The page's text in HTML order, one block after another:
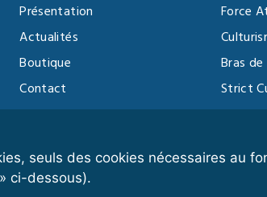
seuls des cookies nécessaires au
ci-dessous).
Présentation
Actualités
Boutique
Contact
Vidéothèque
Force
Bras
Strict